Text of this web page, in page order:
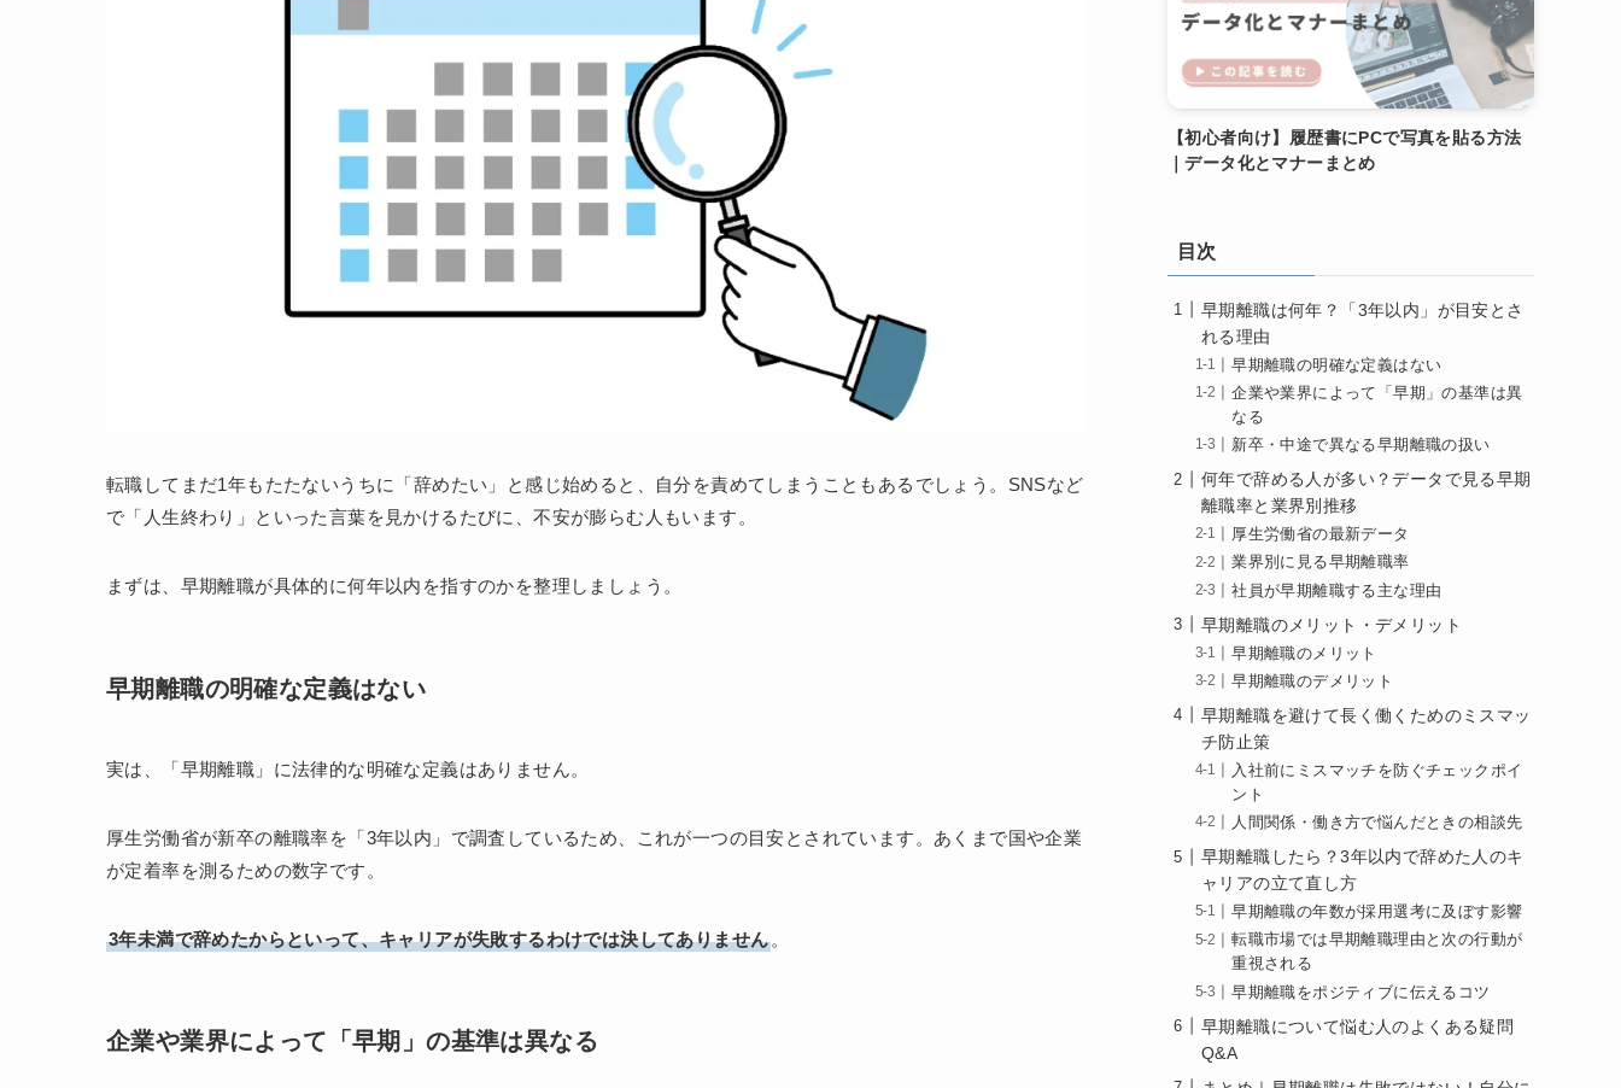
転職してまだ1年もたたないうちに「辞めたい」と感じ始めると、自分を責めてしまうこともあるでしょう。SNSなど
で「人生終わり」といった言葉を見かけるたびに、不安が膨らむ人もいます。
まずは、早期離職が具体的に何年以内を指すのかを整理しましょう。
早期離職の明確な定義はない
実は、「早期離職」に法律的な明確な定義はありません。
厚生労働省が新卒の離職率を「3年以内」で調査しているため、これが一つの目安とされています。あくまで国や企業
が定着率を測るための数字です。
3年未満で辞めたからといって、キャリアが失敗するわけでは決してありません 。
企業や業界によって「早期」の基準は異なる
【初心者向け】履歴書にPCで写真を貼る方法
｜データ化とマナーまとめ
目次
早期離職は何年？「3年以内」が目安とさ
れる理由
早期離職の明確な定義はない
企業や業界によって「早期」の基準は異
なる
新卒・中途で異なる早期離職の扱い
何年で辞める人が多い？データで見る早期
離職率と業界別推移
厚生労働省の最新データ
業界別に見る早期離職率
社員が早期離職する主な理由
早期離職のメリット・デメリット
早期離職のメリット
早期離職のデメリット
早期離職を避けて長く働くためのミスマッ
チ防止策
入社前にミスマッチを防ぐチェックポイ
ント
人間関係・働き方で悩んだときの相談先
早期離職したら？3年以内で辞めた人のキ
ャリアの立て直し方
早期離職の年数が採用選考に及ぼす影響
転職市場では早期離職理由と次の行動が
重視される
早期離職をポジティブに伝えるコツ
早期離職について悩む人のよくある疑問
Q&A